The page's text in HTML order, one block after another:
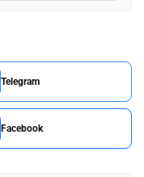
Telegram
Facebook